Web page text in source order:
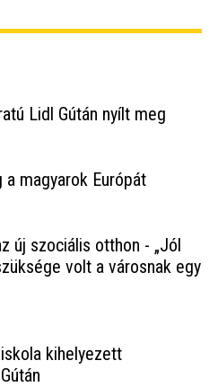
Lidl Gútán nyílt meg
magyarok Európát
új szociális otthon - „Jól
volt a városnak egy
kihelyezett